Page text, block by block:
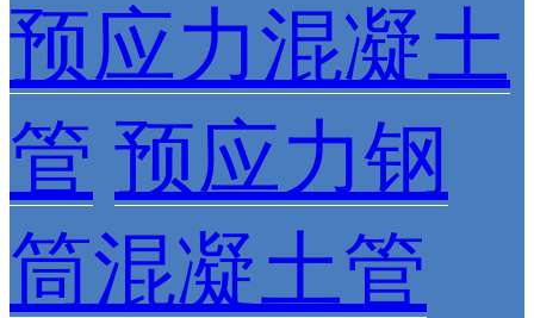
预应力混凝土
管 预应力钢
筒混凝土管